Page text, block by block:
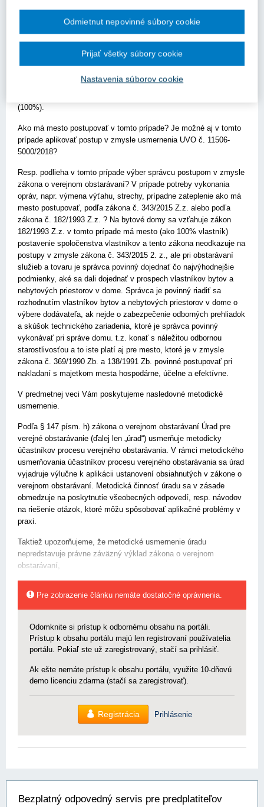
1, kedy mesto vlastní len určitý počet bytov v bytovom dome -
vtedy mám zato, že výber správcu a dodávateľov je v kompetencii
(viď metodické usmernenie UVO Č. 11506-5000/2018);
(100%).
Ako má mesto postupovať v tomto prípade? Je možné aj v tomto
prípade aplikovať postup v zmysle usmernenia UVO č. 11506-
5000/2018?
Resp. podlieha v tomto prípade výber správcu postupom v zmysle
zákona o verejnom obstarávaní? V prípade potreby vykonania
opráv, napr. výmena výťahu, strechy, prípadne zateplenie ako má
mesto postupovať, podľa zákona č. 343/2015 Z.z. alebo podľa
zákona č. 182/1993 Z.z. ? Na bytové domy sa vzťahuje zákon
182/1993 Z.z. v tomto prípade má mesto (ako 100% vlastník)
postavenie spoločenstva vlastníkov a tento zákona neodkazuje na
postupy v zmysle zákona č. 343/2015 2. z., ale pri obstarávaní
služieb a tovaru je správca povinný dojednať čo najvýhodnejšie
podmienky, aké sa dali dojednať v prospech vlastníkov bytov a
nebytových priestorov v dome. Správca je povinný riadiť sa
rozhodnutím vlastníkov bytov a nebytových priestorov v dome o
výbere dodávateľa, ak nejde o zabezpečenie odborných prehliadok
a skúšok technického zariadenia, ktoré je správca povinný
vykonávať pri správe domu. t.z. konať s náležitou odbornou
starostlivosťou a to iste platí aj pre mesto, ktoré je v zmysle
zákona č. 369/1990 Zb. a 138/1991 Zb. povinné postupovať pri
nakladaní s majetkom mesta hospodárne, účelne a efektívne.
V predmetnej veci Vám poskytujeme nasledovné metodické
usmernenie.
Podľa § 147 písm. h) zákona o verejnom obstarávaní Úrad pre
verejné obstarávanie (ďalej len „úrad“) usmerňuje metodicky
účastníkov procesu verejného obstarávania. V rámci metodického
usmerňovania účastníkov procesu verejného obstarávania sa úrad
vyjadruje výlučne k aplikácii ustanovení obsiahnutých v zákone o
verejnom obstarávaní. Metodická činnosť úradu sa v zásade
obmedzuje na poskytnutie všeobecných odpovedí, resp. návodov
na riešenie otázok, ktoré môžu spôsobovať aplikačné problémy v
praxi.
Taktiež upozorňujeme, že metodické usmernenie úradu
nepredstavuje právne záväzný výklad zákona o verejnom
obstarávaní,
Pre zobrazenie článku nemáte dostatočné oprávnenia.
Odomknite si prístup k odbornému obsahu na portáli.
Prístup k obsahu portálu majú len registrovaní používatelia
portálu. Pokiaľ ste už zaregistrovaný, stačí sa prihlásiť.
Ak ešte nemáte prístup k obsahu portálu, využite 10-dňovú
demo licenciu zdarma (stačí sa zaregistrovať).
Registrácia Prihlásenie
Bezplatný odpovedný servis pre predplatiteľov
Nastavenia súborov cookie
Odmietnut nepovinné súbory cookie
Prijať všetky súbory cookie